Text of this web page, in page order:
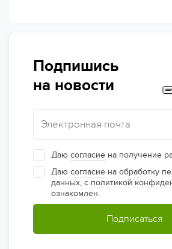
Подпишись
на новости
Даю согласие на получение
Даю согласие на обработку
данных, с политикой
ознакомлен.
Подписаться